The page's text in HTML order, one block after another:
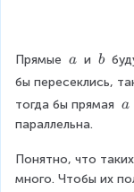
Прямые \
\
a и \
\
b
бы пересеклись,
тогда бы прямая \
a
параллельна.
Понятно, что
много. Чтобы их